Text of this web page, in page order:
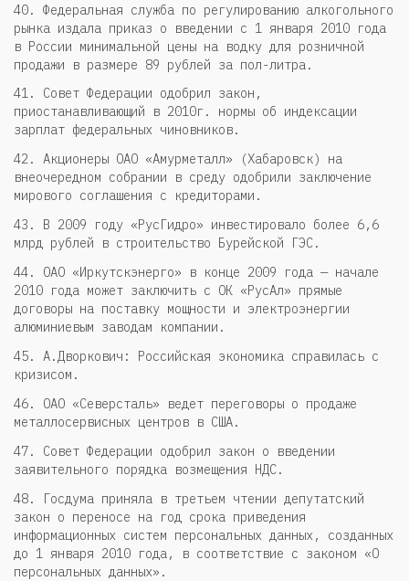
40. Федеральная служба по регулированию алкогольного
рынка издала приказ о введении с 1 января 2010 года
в России минимальной цены на водку для розничной
продажи в размере 89 рублей за пол-литра.
41. Совет Федерации одобрил закон,
приостанавливающий в 2010г. нормы об индексации
зарплат федеральных чиновников.
42. Акционеры ОАО «Амурметалл» (Хабаровск) на
внеочередном собрании в среду одобрили заключение
мирового соглашения с кредиторами.
43. В 2009 году «РусГидро» инвестировало более 6,6
млрд рублей в строительство Бурейской ГЭС.
44. ОАО «Иркутскэнерго» в конце 2009 года — начале
2010 года может заключить с ОК «РусАл» прямые
договоры на поставку мощности и электроэнергии
алюминиевым заводам компании.
45. А.Дворкович: Российская экономика справилась с
кризисом.
46. ОАО «Северсталь» ведет переговоры о продаже
металлосервисных центров в США.
47. Совет Федерации одобрил закон о введении
заявительного порядка возмещения НДС.
48. Госдума приняла в третьем чтении депутатский
закон о переносе на год срока приведения
информационных систем персональных данных, созданных
до 1 января 2010 года, в соответствие с законом «О
персональных данных».